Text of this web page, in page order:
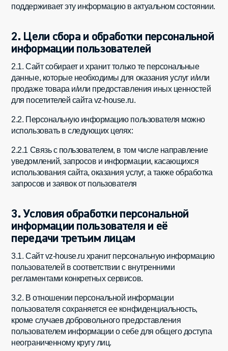
поддерживает эту информацию в актуальном состоянии.
2. Цели сбора и обработки персональной
информации пользователей
2.1. Сайт собирает и хранит только те персональные
данные, которые необходимы для оказания услуг и/или
продаже товара и/или предоставления иных ценностей
для посетителей сайта vz-house.ru.
2.2. Персональную информацию пользователя можно
использовать в следующих целях:
2.2.1 Связь с пользователем, в том числе направление
уведомлений, запросов и информации, касающихся
использования сайта, оказания услуг, а также обработка
запросов и заявок от пользователя
3. Условия обработки персональной
информации пользователя и её
передачи третьим лицам
3.1. Сайт vz-house.ru хранит персональную информацию
пользователей в соответствии с внутренними
регламентами конкретных сервисов.
3.2. В отношении персональной информации
пользователя сохраняется ее конфиденциальность,
кроме случаев добровольного предоставления
пользователем информации о себе для общего доступа
неограниченному кругу лиц.